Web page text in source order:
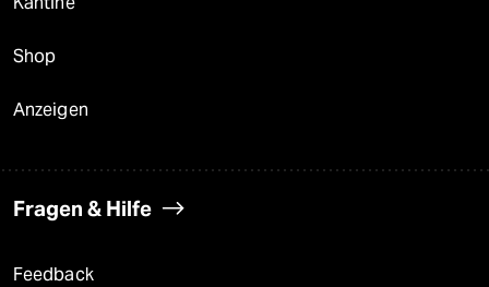
Shop
Anzeigen
Fragen & Hilfe
Feedback